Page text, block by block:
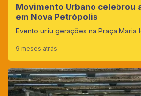
Movimento Urbano celebrou
em Nova Petrópolis
Evento uniu gerações na Praça Maria
9 meses atrás